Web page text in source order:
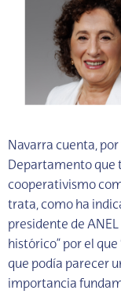
Navarra cuenta,
Departamento que
cooperativismo
trata, como ha
presidente de ANEL
histórico” por el
que podía parecer
importancia